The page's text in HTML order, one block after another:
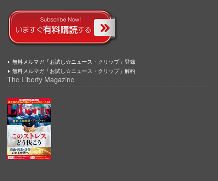
無料メルマガ「お試し☆ニュース・クリップ」登録
無料メルマガ「お試し☆ニュース・クリップ」解約
The Liberty Magazine